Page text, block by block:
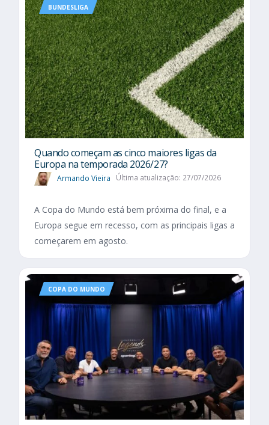
BUNDESLIGA
Quando começam as cinco maiores ligas da
Europa na temporada 2026/27?
Armando Vieira Última atualização: 27/07/2026
A Copa do Mundo está bem próxima do final, e a
Europa segue em recesso, com as principais ligas a
começarem em agosto.
COPA DO MUNDO